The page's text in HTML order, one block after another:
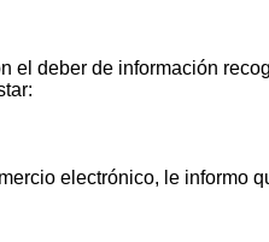
el deber de información
electrónico, le informo